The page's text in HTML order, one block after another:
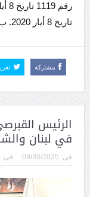
تاريخ 8 أيار 2020. ب...
مشاركة
الرئيس
في لبنان
فى: 09/30/2025 فى: